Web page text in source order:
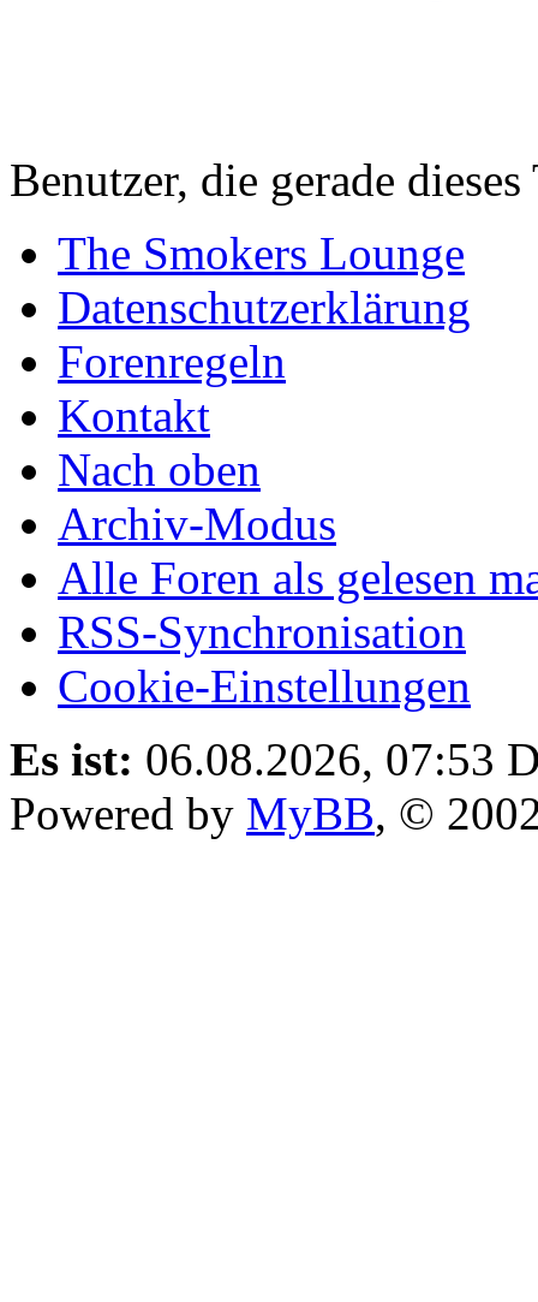
Benutzer, die gerade
The Smokers Lounge
Datenschutzerklärung
Forenregeln
Kontakt
Nach oben
Archiv-Modus
Alle Foren als gelesen
RSS-Synchronisation
Cookie-Einstellungen
Es ist: 06.08.2026, 07:53
Powered by MyBB, ©